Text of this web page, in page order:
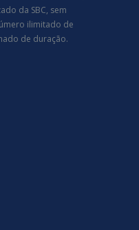
da SBC, sem
ilimitado de
de duração.